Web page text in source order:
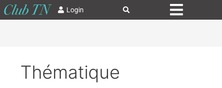
Login
Thématique